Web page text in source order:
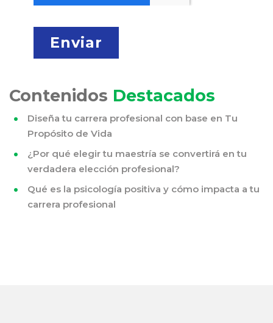
Contenidos Destacados
Diseña tu carrera profesional con base en Tu
Propósito de Vida
¿Por qué elegir tu maestría se convertirá en tu
verdadera elección profesional?
Qué es la psicología positiva y cómo impacta a tu
carrera profesional